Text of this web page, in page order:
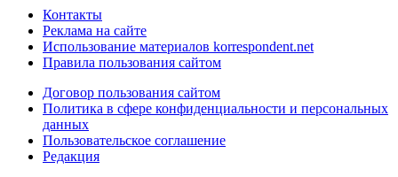
Контакты
Реклама на сайте
Использование материалов korrespondent.net
Правила пользования сайтом
Договор пользования сайтом
Политика в сфере конфиденциальности и персональных
данных
Пользовательское соглашение
Редакция